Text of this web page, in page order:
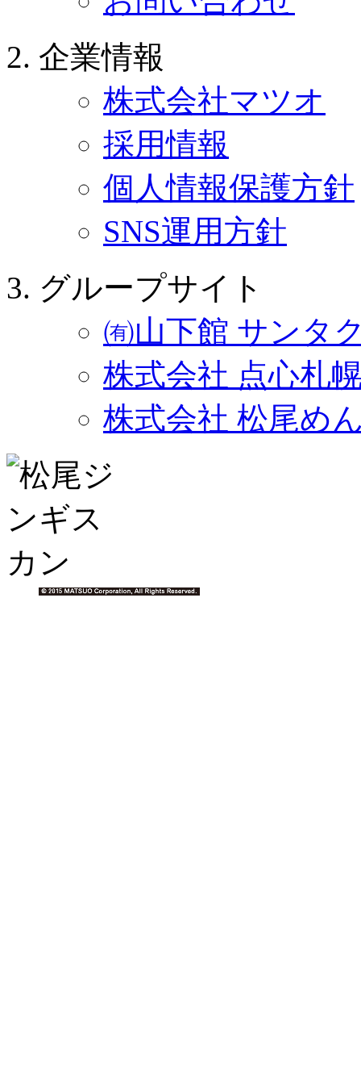
企業情報
株式会社マツオ
採用情報
個人情報保護方針
SNS運用方針
グループサイト
㈲山下館 サンタ
株式会社 点心札
株式会社 松尾め